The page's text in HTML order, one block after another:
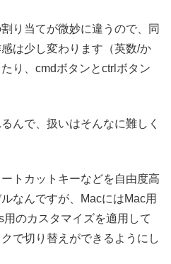
り当てが微妙に違うので、同
は少し変わります（英数/か
り、cmdボタンとctrlボタン
んで、扱いはそんなに難しく
トカットキーなどを自由度高
なんですが、MacにはMac用
のカスタマイズを適用して
で切り替えができるようにし